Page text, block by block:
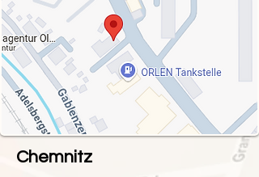
Chemnitz